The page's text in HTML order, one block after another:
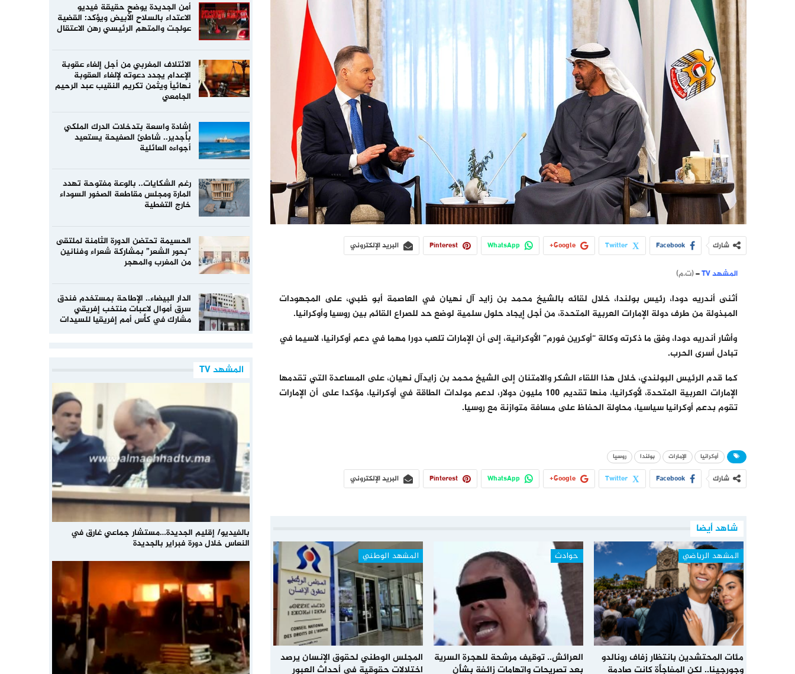
شارك Facebook
Twitter
Google+
WhatsApp
Pinterest البريد الإلكتروني
المشهد TV –(ت.م)
أثنى أندريه دودا، رئيس بولندا، خلال لقائه بالشيخ محمد بن زايد آل نهيان في العاصمة أبو ظبي، على المجهودات
المبذولة من طرف دولة الإمارات العربية المتحدة، من أجل إيجاد حلول سلمية لوضع حد للصراع القائم بين روسيا وأوكرانيا.
وأشار أندريه دودا، وفق ما ذكرته وكالة “أوكرين فورم” الأوكرانية، إلى أن الإمارات تلعب دورا مهما في دعم أوكرانيا، لاسيما في
تبادل أسرى الحرب.
كما قدم الرئيس البولندي، خلال هذا اللقاء الشكر والامتنان إلى الشيخ محمد بن زايدآل نهيان، على المساعدة التي تقدمها
الإمارات العربية المتحدة، لأوكرانيا، منها تقديم 100 مليون دولار، لدعم مولدات الطاقة في أوكرانيا، مؤكدا على أن الإمارات
تقوم بدعم أوكرانيا سياسيا، محاولة الحفاظ على مسافة متوازنة مع روسيا.
أوكرانيا الإمارات بولندا روسيا
شارك Facebook
Twitter
Google+
WhatsApp
Pinterest البريد الإلكتروني
شاهد أيضا
المشهد الرياضي
مئات المحتشدين بانتظار زفاف رونالدو
وجورجينا.. لكن المفاجأة كانت صادمة
حوادث
العرائش.. توقيف مرشحة للهجرة السرية
بعد تصريحات واتهامات زائفة بشأن
المشهد الوطني
المجلس الوطني لحقوق الإنسان يرصد
اختلالات حقوقية في أحداث العبور
أمن الجديدة يوضح حقيقة فيديو
الاعتداء بالسلاح الأبيض ويؤكد: القضية
عولجت والمتهم الرئيسي رهن الاعتقال
الائتلاف المغربي من أجل إلغاء عقوبة
الإعدام يجدد دعوته لإلغاء العقوبة
نهائياً ويثمن تكريم النقيب عبد الرحيم
الجامعي
إشادة واسعة بتدخلات الدرك الملكي
بأجدير.. شاطئ الصفيحة يستعيد
أجواءه العائلية
رغم الشكايات.. بالوعة مفتوحة تهدد
المارة ومجلس مقاطعة الصخور السوداء
خارج التغطية
الحسيمة تحتضن الدورة الثامنة لملتقى
“بحور الشعر” بمشاركة شعراء وفنانين
من المغرب والمهجر
الدار البيضاء.. الإطاحة بمستخدم فندق
سرق أموال لاعبات منتخب إفريقي
مشارك في كأس أمم إفريقيا للسيدات
المشهد TV
بالفيديو/ إقليم الجديدة…مستشار جماعي غارق في
النعاس خلال دورة فبراير بالجديدة